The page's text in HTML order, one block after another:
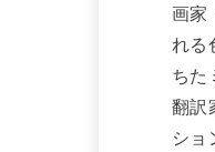
画家
れる
ちた
翻訳
ショ